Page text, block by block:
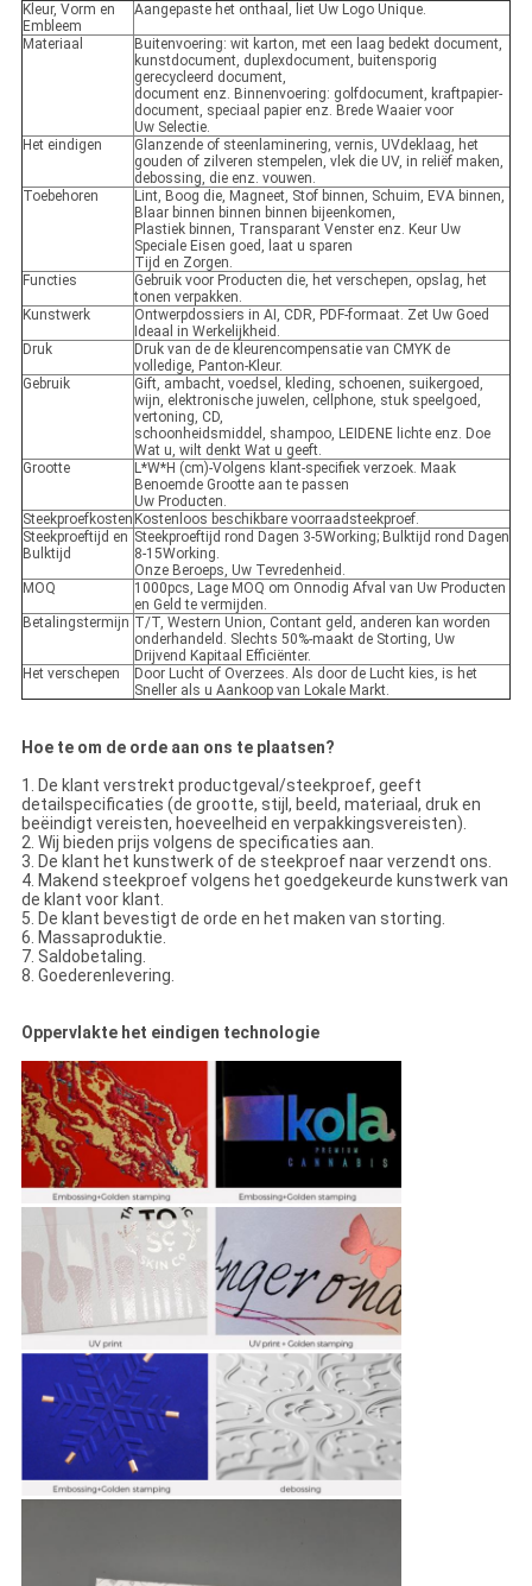
Kleur, Vorm en
Embleem
Aangepaste het onthaal, liet Uw Logo Unique.
Materiaal
Buitenvoering: wit karton, met een laag bedekt document,
kunstdocument, duplexdocument, buitensporig
gerecycleerd document,
document enz. Binnenvoering: golfdocument, kraftpapier-
document, speciaal papier enz. Brede Waaier voor
Uw Selectie.
Het eindigen
Glanzende of steenlaminering, vernis, UVdeklaag, het
gouden of zilveren stempelen, vlek die UV, in reliëf maken,
debossing, die enz. vouwen.
Toebehoren
Lint, Boog die, Magneet, Stof binnen, Schuim, EVA binnen,
Blaar binnen binnen binnen bijeenkomen,
Plastiek binnen, Transparant Venster enz. Keur Uw
Speciale Eisen goed, laat u sparen
Tijd en Zorgen.
Functies
Gebruik voor Producten die, het verschepen, opslag, het
tonen verpakken.
Kunstwerk
Ontwerpdossiers in AI, CDR, PDF-formaat. Zet Uw Goed
Ideaal in Werkelijkheid.
Druk
Druk van de de kleurencompensatie van CMYK de
volledige, Panton-Kleur.
Gebruik
Gift, ambacht, voedsel, kleding, schoenen, suikergoed,
wijn, elektronische juwelen, cellphone, stuk speelgoed,
vertoning, CD,
schoonheidsmiddel, shampoo, LEIDENE lichte enz. Doe
Wat u, wilt denkt Wat u geeft.
Grootte
L*W*H (cm)-Volgens klant-specifiek verzoek. Maak
Benoemde Grootte aan te passen
Uw Producten.
Steekproefkosten Kostenloos beschikbare voorraadsteekproef.
Steekproeftijd en
Bulktijd
Steekproeftijd rond Dagen 3-5Working; Bulktijd rond Dagen
8-15Working.
Onze Beroeps, Uw Tevredenheid.
MOQ
1000pcs, Lage MOQ om Onnodig Afval van Uw Producten
en Geld te vermijden.
Betalingstermijn T/T, Western Union, Contant geld, anderen kan worden
onderhandeld. Slechts 50%-maakt de Storting, Uw
Drijvend Kapitaal Efficiënter.
Het verschepen
Door Lucht of Overzees. Als door de Lucht kies, is het
Sneller als u Aankoop van Lokale Markt.
Hoe te om de orde aan ons te plaatsen?
1. De klant verstrekt productgeval/steekproef, geeft
detailspecificaties (de grootte, stijl, beeld, materiaal, druk en
beëindigt vereisten, hoeveelheid en verpakkingsvereisten).
2. Wij bieden prijs volgens de specificaties aan.
3. De klant het kunstwerk of de steekproef naar verzendt ons.
4. Makend steekproef volgens het goedgekeurde kunstwerk van
de klant voor klant.
5. De klant bevestigt de orde en het maken van storting.
6. Massaproduktie.
7. Saldobetaling.
8. Goederenlevering.
Oppervlakte het eindigen technologie